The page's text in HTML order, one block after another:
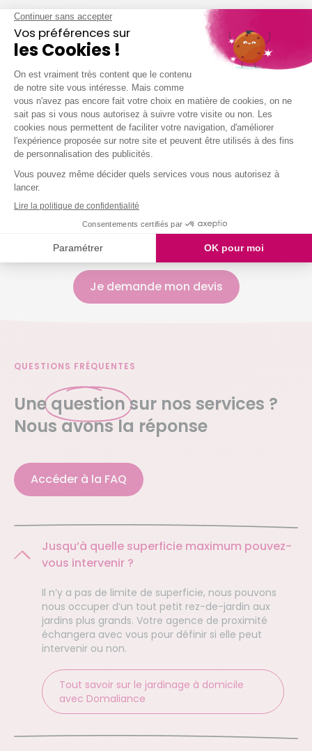
Dépoussiérer et ranger selon vos habitudes
Nettoyer vos sols (carrelage, parquet,
moquette, etc.)
Entretenir votre salle de bain
Entretenir vos sanitaires
Nettoyer vos vitres
Laver votre vaisselle
Et même arroser vos plantes !
Nous intervenons chez vous à partir de 2h
simultanées
Je demande mon devis
QUESTIONS FRÉQUENTES
Une question sur nos services ?
Nous avons la réponse
Accéder à la FAQ
Jusqu’à quelle superficie maximum pouvez-
vous intervenir ?
Il n’y a pas de limite de superficie, nous pouvons
nous occuper d’un tout petit rez-de-jardin aux
jardins plus grands. Votre agence de proximité
échangera avec vous pour définir si elle peut
intervenir ou non.
Tout savoir sur le jardinage à domicile
avec Domaliance